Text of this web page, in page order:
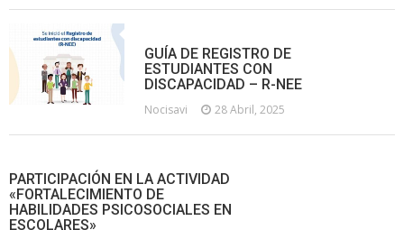
GUÍA DE REGISTRO DE
ESTUDIANTES CON
DISCAPACIDAD – R-NEE
Nocisavi 28 Abril, 2025
PARTICIPACIÓN EN LA ACTIVIDAD
«FORTALECIMIENTO DE
HABILIDADES PSICOSOCIALES EN
ESCOLARES»